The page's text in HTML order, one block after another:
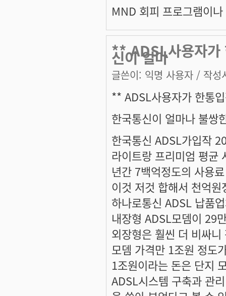
MND 회피 프로그램이
** ADSL사용자가
신이 얼마
글쓴이: 익명 사용자 / 작성
** ADSL사용자가 한통
한국통신이 얼마나 불쌍
한국통신 ADSL가입작
라이트랑 프리미엄 평균
년간 7백억정도의 사용
이것 저것 합해서 천억
하나로통신 ADSL 납품
내장형 ADSL모뎀이 29
외장형은 훨씬 더 비싸
모뎀 가격만 1조원 정도
1조원이라는 돈은 단지
ADSL시스템 구축과 관